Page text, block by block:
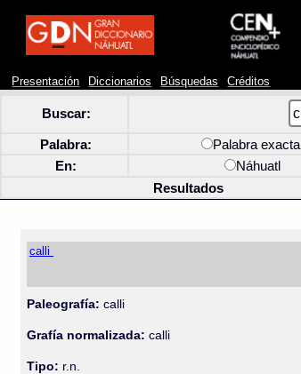
Presentación Diccionarios Búsquedas Créditos
Buscar:
Palabra: Palabra exacta
En:
Náhuatl
Resultados
calli
Paleografía: calli
Grafía normalizada: calli
Tipo: r.n.